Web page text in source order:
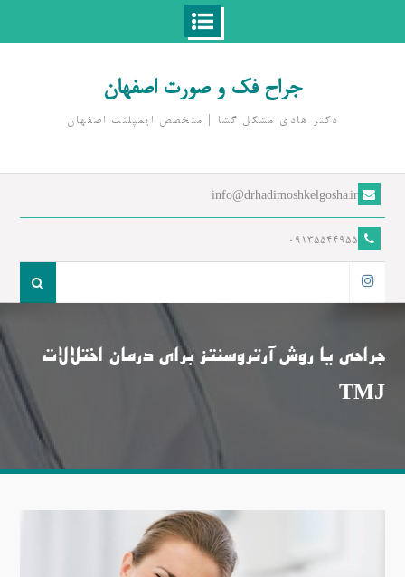
جراح فک و صورت اصفهان
دکتر هادی مشکل گشا | متخصص ايمپلنت اصفهان
info@drhadimoshkelgosha.ir
09135544955
جراحی یا روش آرتروسنتز برای درمان اختلالات
TMJ